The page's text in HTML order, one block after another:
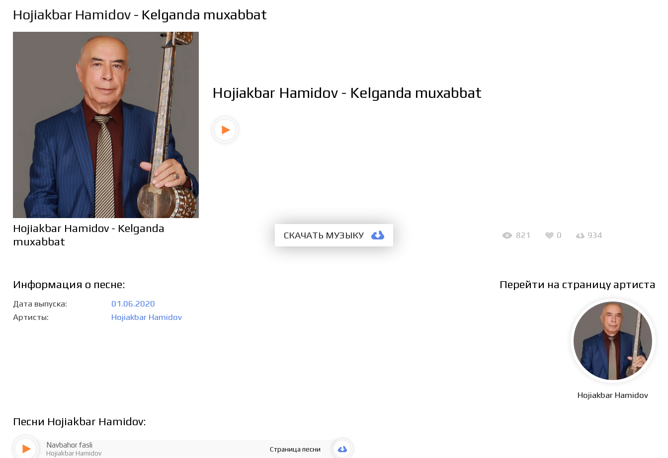
Hojiakbar Hamidov- Kelganda muxabbat
Hojiakbar Hamidov - Kelganda muxabbat
Hojiakbar Hamidov - Kelganda
muxabbat
СКАЧАТЬ МУЗЫКУ 821 0 934
Информация о песне:
Дата выпуска
01.06.2020
Артисты
Hojiakbar Hamidov
Перейти на страницу артиста
Hojiakbar Hamidov
Песни Hojiakbar Hamidov:
Navbahor fasli
Hojiakbar Hamidov
Страница песни